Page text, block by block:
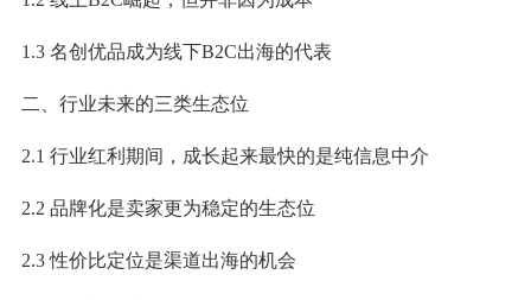
1.3 名创优品成为线下B2C出海的代表
二、行业未来的三类生态位
2.1 行业红利期间，成长起来最快的是纯信息中介
2.2 品牌化是卖家更为稳定的生态位
2.3 性价比定位是渠道出海的机会